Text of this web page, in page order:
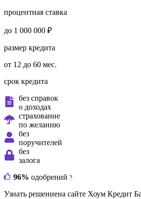
процентная ставка
до 1 000 000 ₽
размер кредита
от 12 до 60 мес.
срок кредита
без справок
о доходах
страхование
по желанию
без
поручителей
без
залога
96% одобрений ?
Узнать решениена сайте Хоум Кредит